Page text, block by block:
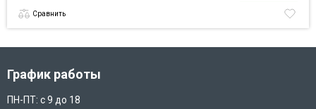
Сравнить
График работы
ПН-ПТ: с 9 до 18